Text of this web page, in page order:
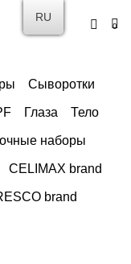
0
Сыворотки
Глаза Тело
наборы
CELIMAX brand
brand
RU